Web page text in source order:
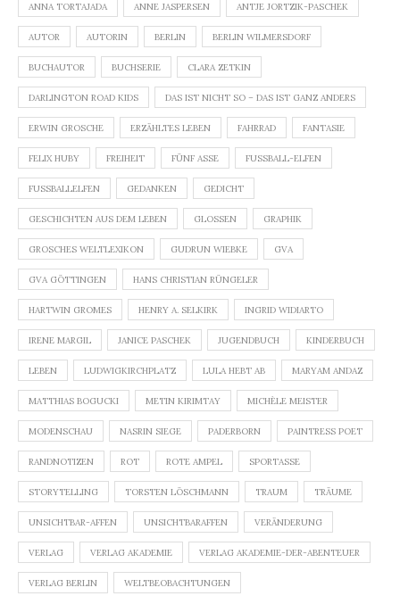
ANNA TORTAJADA ANNE JASPERSEN ANTJE JORTZIK-PASCHEK
AUTOR AUTORIN BERLIN BERLIN WILMERSDORF
BUCHAUTOR BUCHSERIE CLARA ZETKIN
DARLINGTON ROAD KIDS DAS IST NICHT SO – DAS IST GANZ ANDERS
ERWIN GROSCHE ERZÄHLTES LEBEN FAHRRAD FANTASIE
FELIX HUBY FREIHEIT FÜNF ASSE FUSSBALL-ELFEN
FUSSBALLELFEN GEDANKEN GEDICHT
GESCHICHTEN AUS DEM LEBEN GLOSSEN GRAPHIK
GROSCHES WELTLEXIKON GUDRUN WIEBKE GVA
GVA GÖTTINGEN HANS CHRISTIAN RÜNGELER
HARTWIN GROMES HENRY A. SELKIRK INGRID WIDIARTO
IRENE MARGIL JANICE PASCHEK JUGENDBUCH KINDERBUCH
LEBEN LUDWIGKIRCHPLATZ LULA HEBT AB MARYAM ANDAZ
MATTHIAS BOGUCKI METIN KIRIMTAY MICHÈLE MEISTER
MODENSCHAU NASRIN SIEGE PADERBORN PAINTRESS POET
RANDNOTIZEN ROT ROTE AMPEL SPORTASSE
STORYTELLING TORSTEN LÖSCHMANN TRAUM TRÄUME
UNSICHTBAR-AFFEN UNSICHTBARAFFEN VERÄNDERUNG
VERLAG VERLAG AKADEMIE VERLAG AKADEMIE-DER-ABENTEUER
VERLAG BERLIN WELTBEOBACHTUNGEN